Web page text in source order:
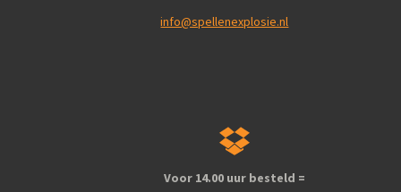
info@spellenexplosie.nl
Voor 14.00 uur besteld =